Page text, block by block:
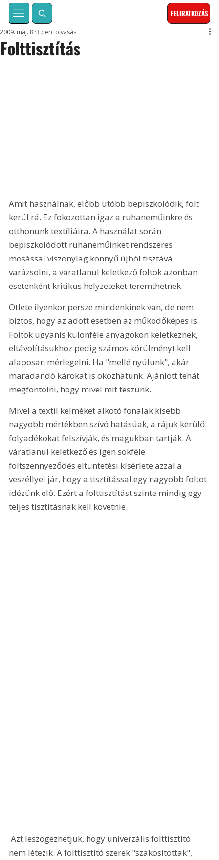
FELIRATKOZÁS
Folttisztítás
2009. máj. 8. 3 perc olvasás
Amit használnak, előbb utóbb bepiszkolódik, folt
kerül rá. Ez fokozottan igaz a ruhaneműinkre és
otthonunk textíliáira. A használat során
bepiszkolódott ruhaneműinket rendszeres
mosással viszonylag könnyű újból tisztává
varázsolni, a váratlanul keletkező foltok azonban
esetenként kritikus helyzeteket teremthetnek.
Ötlete ilyenkor persze mindenkinek van, de nem
biztos, hogy az adott esetben az működőképes is.
Foltok ugyanis különféle anyagokon keletkeznek,
eltávolításukhoz pedig számos körülményt kell
alaposan mérlegelni. Ha "mellé nyúlunk", akár
maradandó károkat is okozhatunk. Ajánlott tehát
megfontolni, hogy mivel mit teszünk.
Mivel a textil kelméket alkotó fonalak kisebb
nagyobb mértékben szívó hatásúak, a rájuk kerülő
folyadékokat felszívják, és magukban tartják. A
váratlanul keletkező és igen sokféle
foltszennyeződés eltüntetési kísérlete azzal a
veszéllyel jár, hogy a tisztítással egy nagyobb foltot
idézünk elő. Ezért a folttisztítást szinte mindig egy
teljes tisztításnak kell követnie.
Azt leszögezhetjük, hogy univerzális folttisztító
nem létezik. A folttisztító szerek "szakosítottak",